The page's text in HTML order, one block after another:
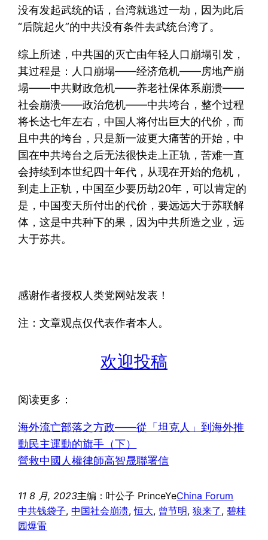
没有发起武统的话，台湾就逃过一劫，因为此后
“后院起火”的中共没有条件去武统台湾了。
综上所述，中共国的灭亡由年轻人口崩塌引发，
其过程是：人口崩塌——经济危机——房地产崩
塌——中共财政危机——养老社保体系崩溃——
社会崩溃——政治危机——中共垮台，整个过程
将长达七年左右，中国人将付出巨大的代价，而
且中共的垮台，只是新一波更大痛苦的开始，中
国在中共垮台之后无法很快走上正轨，苦难一直
会持续到本世纪四十年代，从现在开始的危机，
到走上正轨，中国至少要历劫20年，可以肯定的
是，中国变天所付出的代价，要远远大于苏联解
体，这是中共种下的果，因为中共所造之业，远
大于苏共。
感谢作者授权人类党网站发表！
注：文章观点仅代表作者本人。
欢迎投稿
阅读更多：
海外流亡部落之方政——從「坦克人」到海外推
動民主運動的旗手（下）
營救中國人權律師高智晟聯署信
11 8 月, 2023主编：叶公子 PrinceYeChina Forum
中共钱袋子, 中国社会崩溃, 恒大, 曾节明, 狼来了, 碧桂
园爆雷